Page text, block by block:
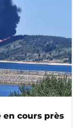
en cours près